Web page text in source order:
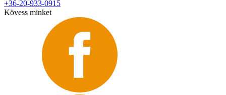
+36-20-933-0915
Kövess minket